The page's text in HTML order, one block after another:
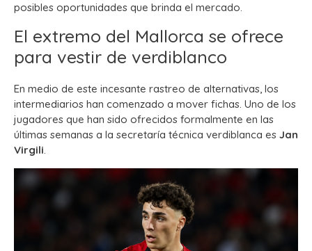
posibles oportunidades que brinda el mercado.
El extremo del Mallorca se ofrece
para vestir de verdiblanco
En medio de este incesante rastreo de alternativas, los
intermediarios han comenzado a mover fichas. Uno de los
jugadores que han sido ofrecidos formalmente en las
últimas semanas a la secretaría técnica verdiblanca es Jan
Virgili.